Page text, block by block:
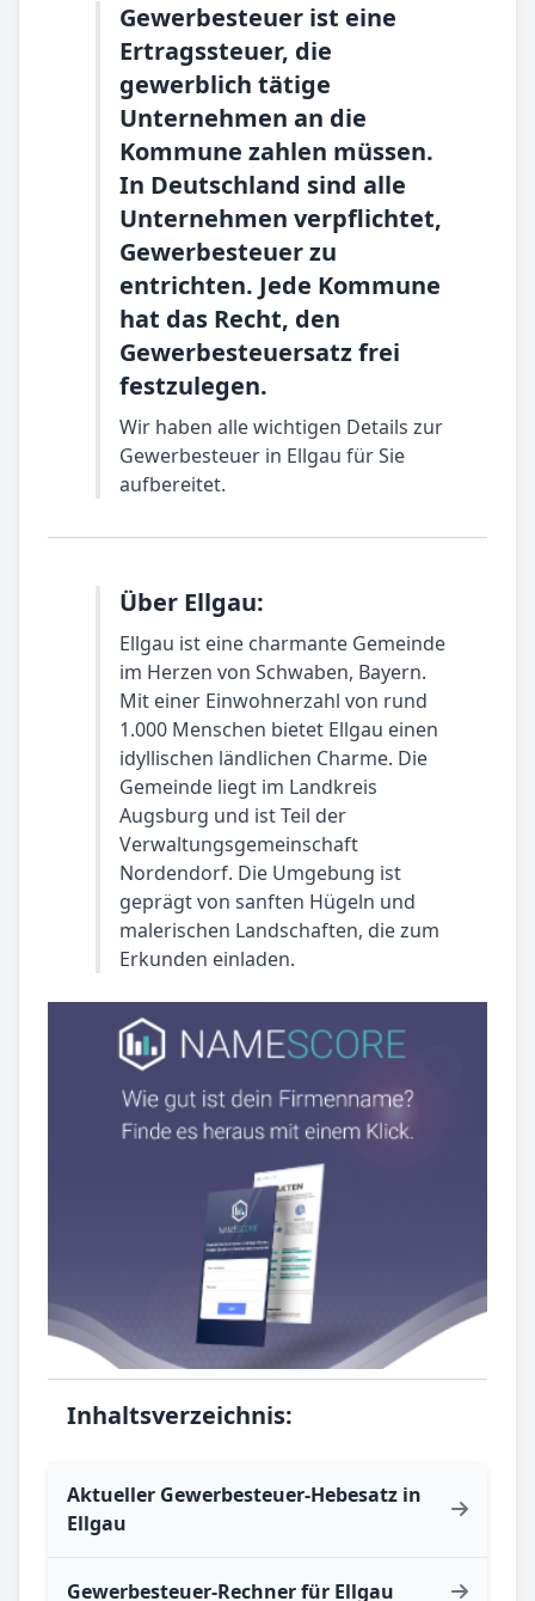
Gewerbesteuer ist eine
Ertragssteuer, die
gewerblich tätige
Unternehmen an die
Kommune zahlen müssen.
In Deutschland sind alle
Unternehmen verpflichtet,
Gewerbesteuer zu
entrichten. Jede Kommune
hat das Recht, den
Gewerbesteuersatz frei
festzulegen.
Wir haben alle wichtigen Details zur
Gewerbesteuer in Ellgau für Sie
aufbereitet.
Über Ellgau:
Ellgau ist eine charmante Gemeinde
im Herzen von Schwaben, Bayern.
Mit einer Einwohnerzahl von rund
1.000 Menschen bietet Ellgau einen
idyllischen ländlichen Charme. Die
Gemeinde liegt im Landkreis
Augsburg und ist Teil der
Verwaltungsgemeinschaft
Nordendorf. Die Umgebung ist
geprägt von sanften Hügeln und
malerischen Landschaften, die zum
Erkunden einladen.
Inhaltsverzeichnis:
Aktueller Gewerbesteuer-Hebesatz in
Ellgau
Gewerbesteuer-Rechner für Ellgau